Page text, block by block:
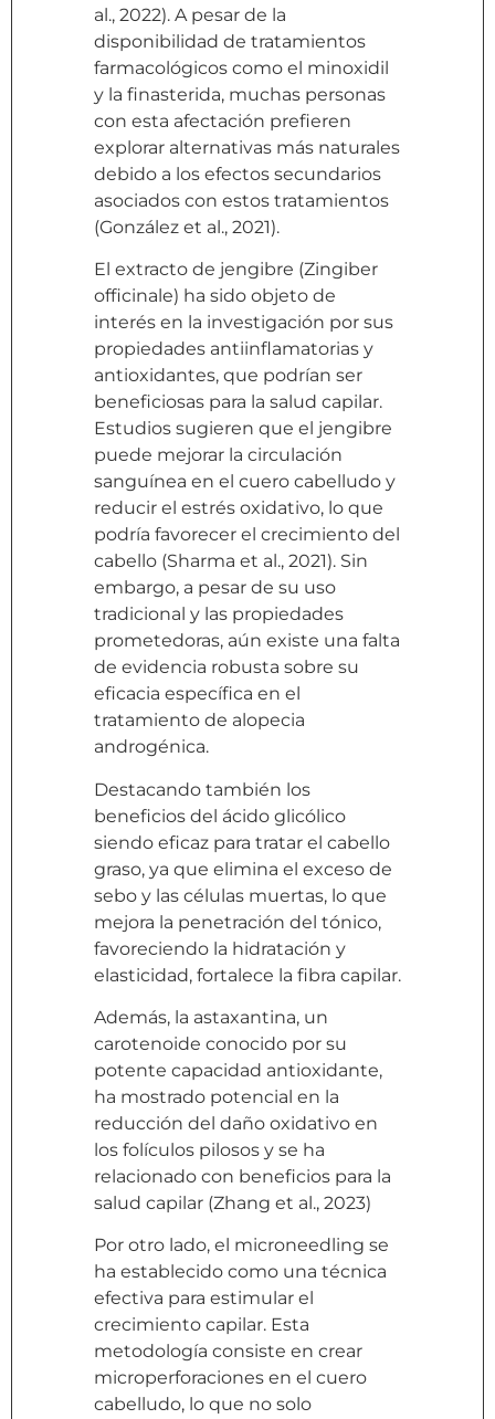
al., 2022). A pesar de la
disponibilidad de tratamientos
farmacológicos como el minoxidil
y la finasterida, muchas personas
con esta afectación prefieren
explorar alternativas más naturales
debido a los efectos secundarios
asociados con estos tratamientos
(González et al., 2021).
El extracto de jengibre (Zingiber
officinale) ha sido objeto de
interés en la investigación por sus
propiedades antiinflamatorias y
antioxidantes, que podrían ser
beneficiosas para la salud capilar.
Estudios sugieren que el jengibre
puede mejorar la circulación
sanguínea en el cuero cabelludo y
reducir el estrés oxidativo, lo que
podría favorecer el crecimiento del
cabello (Sharma et al., 2021). Sin
embargo, a pesar de su uso
tradicional y las propiedades
prometedoras, aún existe una falta
de evidencia robusta sobre su
eficacia específica en el
tratamiento de alopecia
androgénica.
Destacando también los
beneficios del ácido glicólico
siendo eficaz para tratar el cabello
graso, ya que elimina el exceso de
sebo y las células muertas, lo que
mejora la penetración del tónico,
favoreciendo la hidratación y
elasticidad, fortalece la fibra capilar.
Además, la astaxantina, un
carotenoide conocido por su
potente capacidad antioxidante,
ha mostrado potencial en la
reducción del daño oxidativo en
los folículos pilosos y se ha
relacionado con beneficios para la
salud capilar (Zhang et al., 2023)
Por otro lado, el microneedling se
ha establecido como una técnica
efectiva para estimular el
crecimiento capilar. Esta
metodología consiste en crear
microperforaciones en el cuero
cabelludo, lo que no solo